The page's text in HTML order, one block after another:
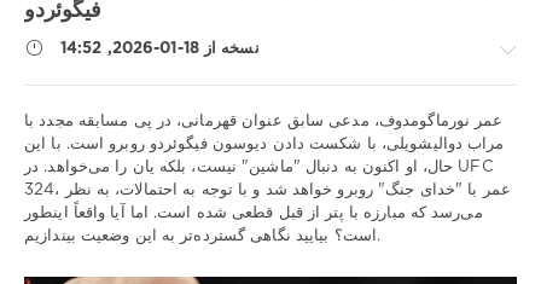
زسکا زنیت
لوکوموتیو-کوبان لیل لیورپول
لیگ اروپا لیگ برتر لیگ برتر روسیه لیگ قهرمانان لیگ ملت ها
لیگ ملت های یوفا متالورگ مسابقات قهرمانی بلاروس
منچستر یونایتد موناکو ناپولی نیوکاسل نیژنی نووگورود
ویارئال چلسی یورولیگ یوونتوس
Show all tags
فیگوئردو
نسخه از 18-01-2026, 14:52
نکات
ورزشی
/
پیش
بینی
UFC
عمر نورماگومدوف، مدعی سابق عنوان قهرمانی، در پی مسابقه مجدد با
مراب دوالیشویلی، با شکست دادن دیوسون فیگوئردو روبرو است. با این
حال، او اکنون به دنبال "ماشین" نیست، بلکه یان را می‌خواهد. در UFC
324، عمر با "خدای جنگ" روبرو خواهد شد و با توجه به احتمالات، به نظر
می‌رسد که مبارزه با پتر از قبل قطعی شده است. اما آیا واقعاً اینطور
است؟ بیایید نگاهی گسترده‌تر به این وضعیت بیندازیم.